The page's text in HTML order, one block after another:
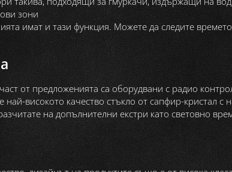
зони
имат и тази функция. Можете да следите
от предложенията са оборудвани с радио
най-високото качество стъкло от сапфир-кристал
на допълнителни екстри като световно